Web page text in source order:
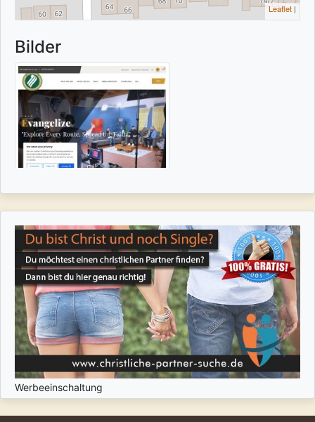
Leaflet |
Bilder
Werbeeinschaltung